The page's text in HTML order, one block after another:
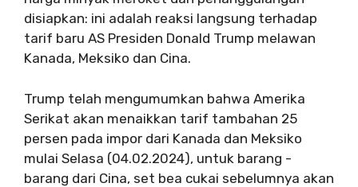
disiapkan: ini adalah reaksi langsung terhadap
tarif baru AS Presiden Donald Trump melawan
Kanada, Meksiko dan Cina.
Trump telah mengumumkan bahwa Amerika
Serikat akan menaikkan tarif tambahan 25
persen pada impor dari Kanada dan Meksiko
mulai Selasa (04.02.2024), untuk barang -
barang dari Cina, set bea cukai sebelumnya akan